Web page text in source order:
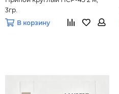
3гр.
В корзину